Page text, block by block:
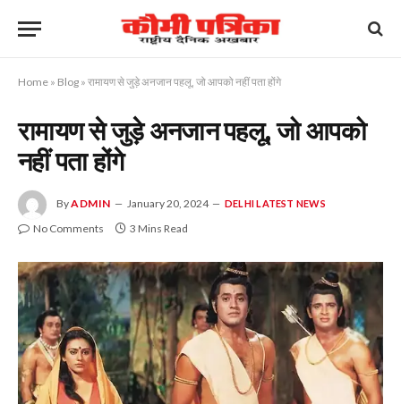
Home » Blog » रामायण से जुड़े अनजान पहलू, जो आपको नहीं पता होंगे
रामायण से जुड़े अनजान पहलू, जो आपको
नहीं पता होंगे
ByADMIN January 20, 2024 DELHI LATEST NEWS
No Comments 3 Mins Read